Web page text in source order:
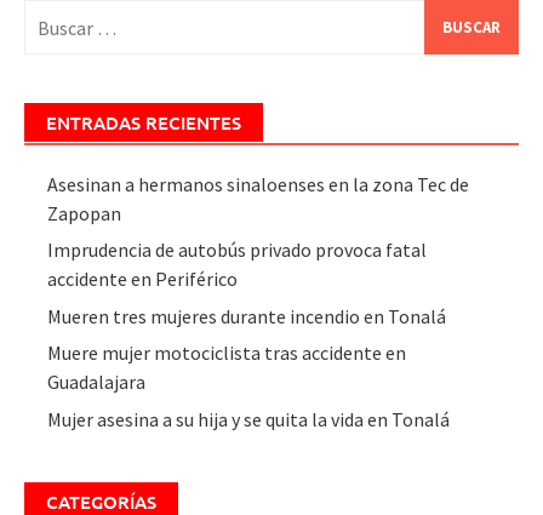
ENTRADAS RECIENTES
Asesinan a hermanos sinaloenses en la zona Tec de
Zapopan
Imprudencia de autobús privado provoca fatal
accidente en Periférico
Mueren tres mujeres durante incendio en Tonalá
Muere mujer motociclista tras accidente en
Guadalajara
Mujer asesina a su hija y se quita la vida en Tonalá
CATEGORÍAS